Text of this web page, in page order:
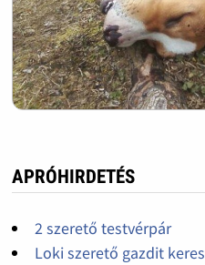
APRÓHIRDETÉS
2 szerető testvérpár
Loki szerető gazdit keres